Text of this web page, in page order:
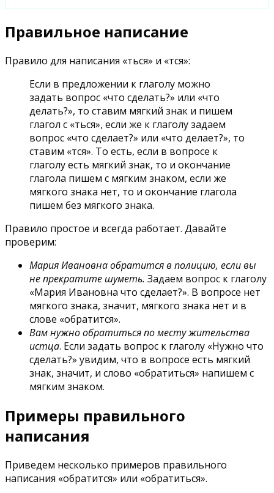
Правильное написание
Правило для написания «ться» и «тся»:
Если в предложении к глаголу можно
задать вопрос «что сделать?» или «что
делать?», то ставим мягкий знак и пишем
глагол с «ться», если же к глаголу задаем
вопрос «что сделает?» или «что делает?», то
ставим «тся». То есть, если в вопросе к
глаголу есть мягкий знак, то и окончание
глагола пишем с мягким знаком, если же
мягкого знака нет, то и окончание глагола
пишем без мягкого знака.
Правило простое и всегда работает. Давайте
проверим:
Мария Ивановна обратится в полицию, если вы
не прекратите шуметь. Задаем вопрос к глаголу
«Мария Ивановна что сделает?». В вопросе нет
мягкого знака, значит, мягкого знака нет и в
слове «обратится».
Вам нужно обратиться по месту жительства
истца. Если задать вопрос к глаголу «Нужно что
сделать?» увидим, что в вопросе есть мягкий
знак, значит, и слово «обратиться» напишем с
мягким знаком.
Примеры правильного
написания
Приведем несколько примеров правильного
написания «обратится» или «обратиться».